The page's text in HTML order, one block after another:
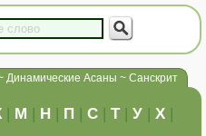
Динамические Асаны ~ Санскрит
| М | Н | П | С | Т| У | Х |